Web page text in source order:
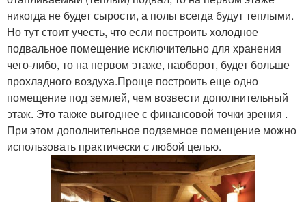
никогда не будет сырости, а полы всегда будут теплыми.
Но тут стоит учесть, что если построить холодное
подвальное помещение исключительно для хранения
чего-либо, то на первом этаже, наоборот, будет больше
прохладного воздуха.Проще построить еще одно
помещение под землей, чем возвести дополнительный
этаж. Это также выгоднее с финансовой точки зрения .
При этом дополнительное подземное помещение можно
использовать практически с любой целью.